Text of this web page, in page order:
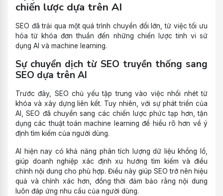
chiến lược dựa trên AI
SEO đã trải qua một quá trình chuyển đổi lớn, từ việc tối ưu
hóa từ khóa đơn thuần đến những chiến lược tinh vi sử
dụng AI và machine learning.
Sự chuyển dịch từ SEO truyền thống sang
SEO dựa trên AI
Trước đây, SEO chủ yếu tập trung vào việc nhồi nhét từ
khóa và xây dựng liên kết. Tuy nhiên, với sự phát triển của
AI, SEO đã chuyển sang các chiến lược phức tạp hơn, tận
dụng các thuật toán machine learning để hiểu rõ hơn về ý
định tìm kiếm của người dùng.
AI hiện nay có khả năng phân tích lượng dữ liệu khổng lồ,
giúp doanh nghiệp xác định xu hướng tìm kiếm và điều
chỉnh nội dung cho phù hợp. Điều này giúp SEO trở nên hiệu
quả và chính xác hơn, đồng thời đảm bảo rằng nội dung
luôn đáp ứng nhu cầu của người dùng.